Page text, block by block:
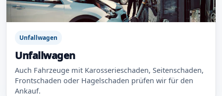
Unfallwagen
Unfallwagen
Auch Fahrzeuge mit Karosserieschaden, Seitenschaden,
Frontschaden oder Hagelschaden prüfen wir für den
Ankauf.